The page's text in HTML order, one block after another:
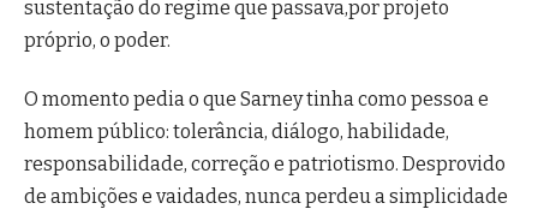
sustentação do regime que passava,por projeto
próprio, o poder.
O momento pedia o que Sarney tinha como pessoa e
homem público: tolerância, diálogo, habilidade,
responsabilidade, correção e patriotismo. Desprovido
de ambições e vaidades, nunca perdeu a simplicidade